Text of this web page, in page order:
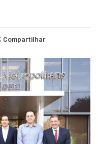
Compartilhar